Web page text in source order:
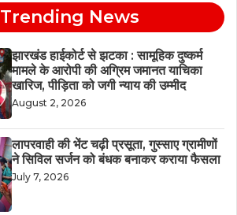
Trending News
झारखंड हाईकोर्ट से झटका : सामूहिक दुष्कर्म
मामले के आरोपी की अग्रिम जमानत याचिका
खारिज, पीड़िता को जगी न्याय की उम्मीद
August 2, 2026
लापरवाही की भेंट चढ़ी प्रसूता, गुस्साए ग्रामीणों
ने सिविल सर्जन को बंधक बनाकर कराया फैसला
July 7, 2026